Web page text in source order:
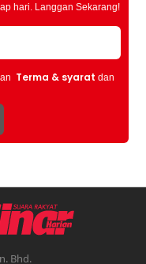
hari. Langgan Sekarang!
Terma & syarat dan
Bhd.